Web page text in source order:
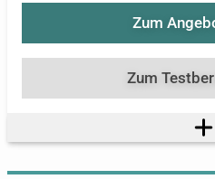
Messungen pro Nutzer
die einzigartige Funktion
vorlesen zu lassen. Die
kann individuell
Informationen besser
Zum
Zum